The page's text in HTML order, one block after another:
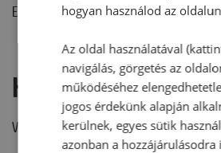
Ehhez a recepthez még nem érkezett
Hozzászólás írása
Vélemény írásához, kérjük,jelentkezz be!
hogyan használod az
Az oldal használatával
navigálás, görgetés az
működéséhez
jogos érdekünk alapján
kerülnek, egyes sütik
azonban a hozzájárulásodra